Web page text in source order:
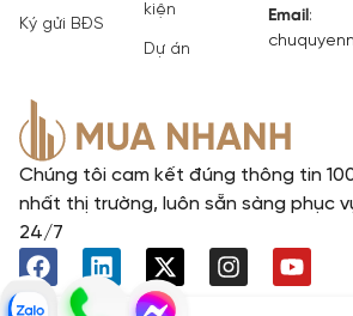
Chúng tôi cam kết đúng thông tin
nhất thị trường, luôn sẵn sàng phục
24/7
Ký gửi BĐS
kiện
Dự án
Email :